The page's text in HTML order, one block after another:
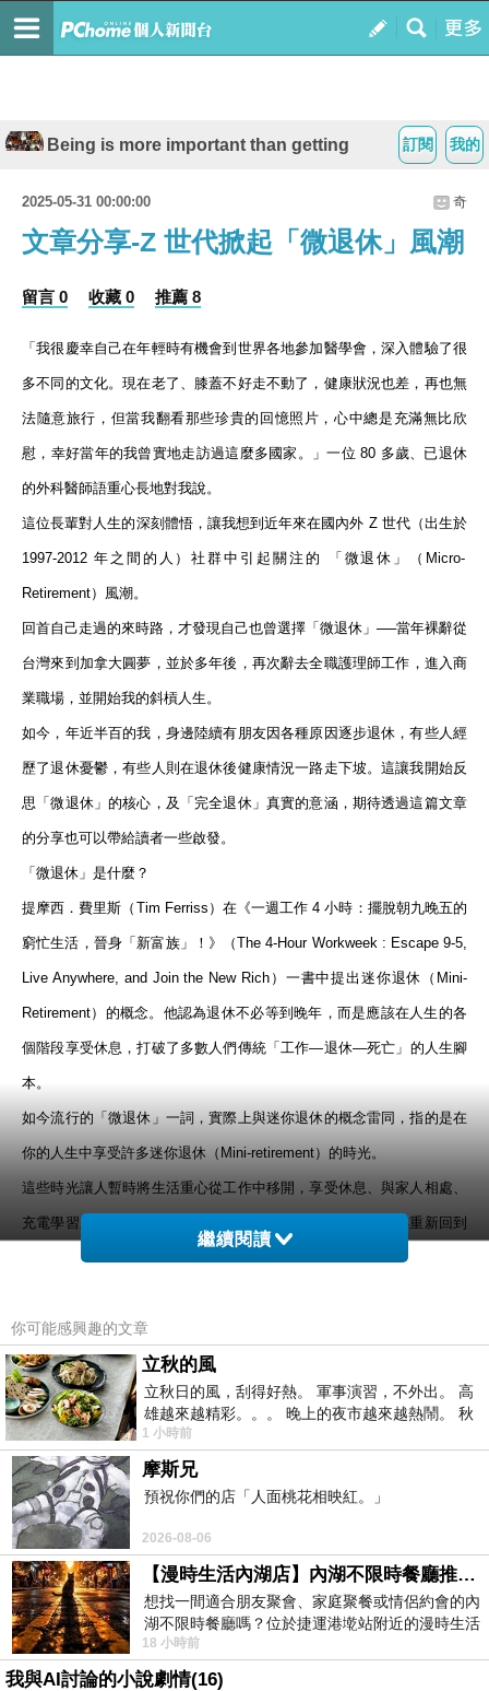
我的
訂閱
Being is more important than getting
2025-05-31 00:00:00 奇
文章分享-Z 世代掀起「微退休」風潮
留言 0 收藏 0 推薦 8
「我很慶幸自己在年輕時有機會到世界各地參加醫學會，深入體驗了很
多不同的文化。現在老了、膝蓋不好走不動了，健康狀況也差，再也無
法隨意旅行，但當我翻看那些珍貴的回憶照片，心中總是充滿無比欣
慰，幸好當年的我曾實地走訪過這麼多國家。」一位 80 多歲、已退休
的外科醫師語重心長地對我說。
這位長輩對人生的深刻體悟，讓我想到近年來在國內外 Z 世代（出生於
1997-2012 年之間的人）社群中引起關注的 「微退休」（ Micro-
Retirement）風潮。
回首自己走過的來時路，才發現自己也曾選擇「微退休」──當年裸辭從
台灣來到加拿大圓夢 ，並於多年後，再次辭去全職護理師工作，進入商
業職場，並開始我的斜槓人生。
如今，年近半百的我，身邊陸續有朋友因各種原因逐步退休，有些人經
歷了退休憂鬱，有些人則在退休後健康情況一路走下坡。這讓我開始反
思「微退休」的核心，及「完全退休」真實的意涵，期待透過這篇文章
的分享也可以帶給讀者一些啟發。
「微退休」是什麼？
提摩西．費里斯（ Tim Ferriss ）在《一週工作 4小時：擺脫朝九晚五的
窮忙生活，晉身「新富族」！ 》（The 4-Hour Workweek : Escape 9-5,
Live Anywhere, and Join the New Rich ）一書中提出迷你退休（ Mini-
Retirement）的概念。他認為退休不必等到晚年，而是應該在人生的各
個階段享受休息，打破了多數人們傳統「工作—退休—死亡」的人生腳
本。
如今流行的「微退休」一詞，實際上與迷你退休的概念雷同，指的是在
你的人生中享受許多迷你退休（ Mini-retirement）的時光。
這些時光讓人暫時將生活重心從工作中移開，享受休息、與家人相處、
充電學習新技能、旅行、探索興趣或體驗多樣化的生活後，再重新回到
職場。此外，也有人認為，這與「成人間隔年」（ Adult Gap Year
「微退休」正負評價一次看
「微退休」的概念，會在全球興起一股熱潮，背後成因實在不難理解。
根據2024年德勤（Deloitte）對千禧一代（泛指1980至 2000年出生
者）及Z世代的價值觀調查
代認為，工作的目的（Purpose
由於長時間工作會帶來壓力，他們習慣將工作與生活平衡視為選擇雇主
時的首要因素，而心理健康問題則同樣是他們高度關注的議題。
隨著年輕世代對職場的價值觀改變，「微退休」無形中成了他們對抗過
勞文化的一種方式。在新冠疫情後，全球化、數位化與遠距工作的影響
下，職場與生活界線變得愈加模糊，再加上全球社交媒體的盛行，各大
社群裡開始出現不少人開始分享自己裸辭到各地旅行，或其它「微退
繼續閱讀
你可能感興趣的文章
立秋的風
立秋日的風，刮得好熱。 軍事演習，不外出。 高
雄越來越精彩。。。 晚上的夜市越來越熱鬧。 秋
天的風刮得很熱 夜遊消暑熱。。。
1 小時前
摩斯兄
預祝你們的店「人面桃花相映紅。」
2026-08-06
【漫時生活內湖店】內湖不限時餐廳推薦｜捷運港墘站美食，聚餐、約會、家庭聚會首選，正餐甜點一次滿足
想找一間適合朋友聚會、家庭聚餐或情侶約會的內
湖不限時餐廳嗎？位於捷運港墘站附近的漫時生活
內湖店，從捷運站步行約4分鐘即可抵
18 小時前
我與AI討論的小說劇情(16)